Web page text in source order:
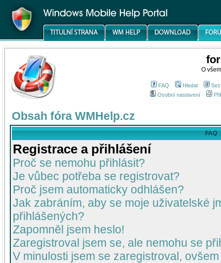
O
FAQ Hledat
Osobní nastavení
Obsah fóra WMHelp.cz
FAQ
Registrace a přihlášení
Proč se nemohu přihlásit?
Je vůbec potřeba se registrovat?
Proč jsem automaticky odhlášen?
Jak zabráním, aby se moje uživatelské
přihlášených?
Zapomněl jsem heslo!
Zaregistroval jsem se, ale nemohu se
V minulosti jsem se zaregistroval,